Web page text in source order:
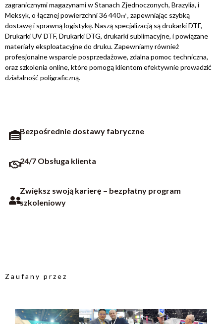
zagranicznymi magazynami w Stanach Zjednoczonych, Brazylia, i
Meksyk, o łącznej powierzchni 36 440㎡, zapewniając szybką
dostawę i sprawną logistykę. Naszą specjalizacją są drukarki DTF,
Drukarki UV DTF, Drukarki DTG, drukarki sublimacyjne, i powiązane
materiały eksploatacyjne do druku. Zapewniamy również
profesjonalne wsparcie posprzedażowe, zdalna pomoc techniczna,
oraz szkolenia online, które pomogą klientom efektywnie prowadzić
działalność poligraficzną.
Bezpośrednie dostawy fabryczne
24/7 Obsługa klienta
Zwiększ swoją karierę – bezpłatny program
szkoleniowy
Zaufany przez